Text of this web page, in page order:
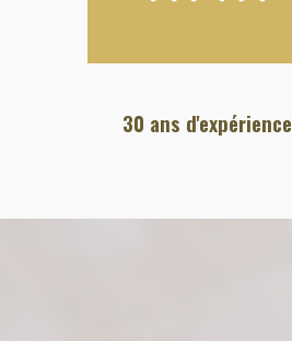
30 ans d'expérience